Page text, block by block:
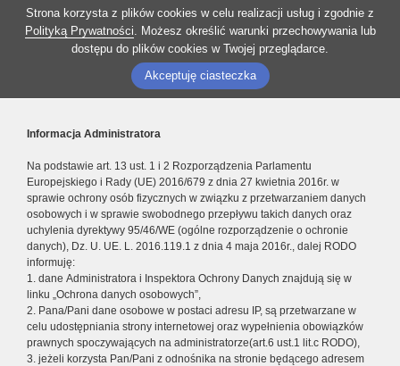
Strona korzysta z plików cookies w celu realizacji usług i zgodnie z
Polityką Prywatności. Możesz określić warunki przechowywania lub
dostępu do plików cookies w Twojej przeglądarce.
Akceptuję ciasteczka
Informacja Administratora
Na podstawie art. 13 ust. 1 i 2 Rozporządzenia Parlamentu
Europejskiego i Rady (UE) 2016/679 z dnia 27 kwietnia 2016r. w
sprawie ochrony osób fizycznych w związku z przetwarzaniem danych
osobowych i w sprawie swobodnego przepływu takich danych oraz
uchylenia dyrektywy 95/46/WE (ogólne rozporządzenie o ochronie
danych), Dz. U. UE. L. 2016.119.1 z dnia 4 maja 2016r., dalej RODO
informuję:
1. dane Administratora i Inspektora Ochrony Danych znajdują się w
linku „Ochrona danych osobowych”,
2. Pana/Pani dane osobowe w postaci adresu IP, są przetwarzane w
celu udostępniania strony internetowej oraz wypełnienia obowiązków
prawnych spoczywających na administratorze(art.6 ust.1 lit.c RODO),
3. jeżeli korzysta Pan/Pani z odnośnika na stronie będącego adresem